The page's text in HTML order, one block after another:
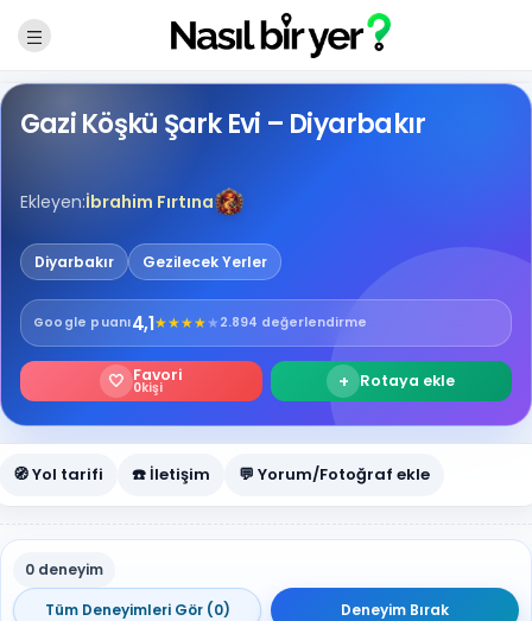
Gazi Köşkü Şark Evi – Diyarbakır
Ekleyen:İbrahim Fırtına
Diyarbakır Gezilecek Yerler
Google puanı4,1★★★★★ 2.894 değerlendirme
🤍 Favori
0kişi + Rotaya ekle
🧭 Yol tarifi ☎️ İletişim 💬 Yorum/Fotoğraf ekle
0 deneyim
Tüm Deneyimleri Gör (0)
Deneyim Bırak